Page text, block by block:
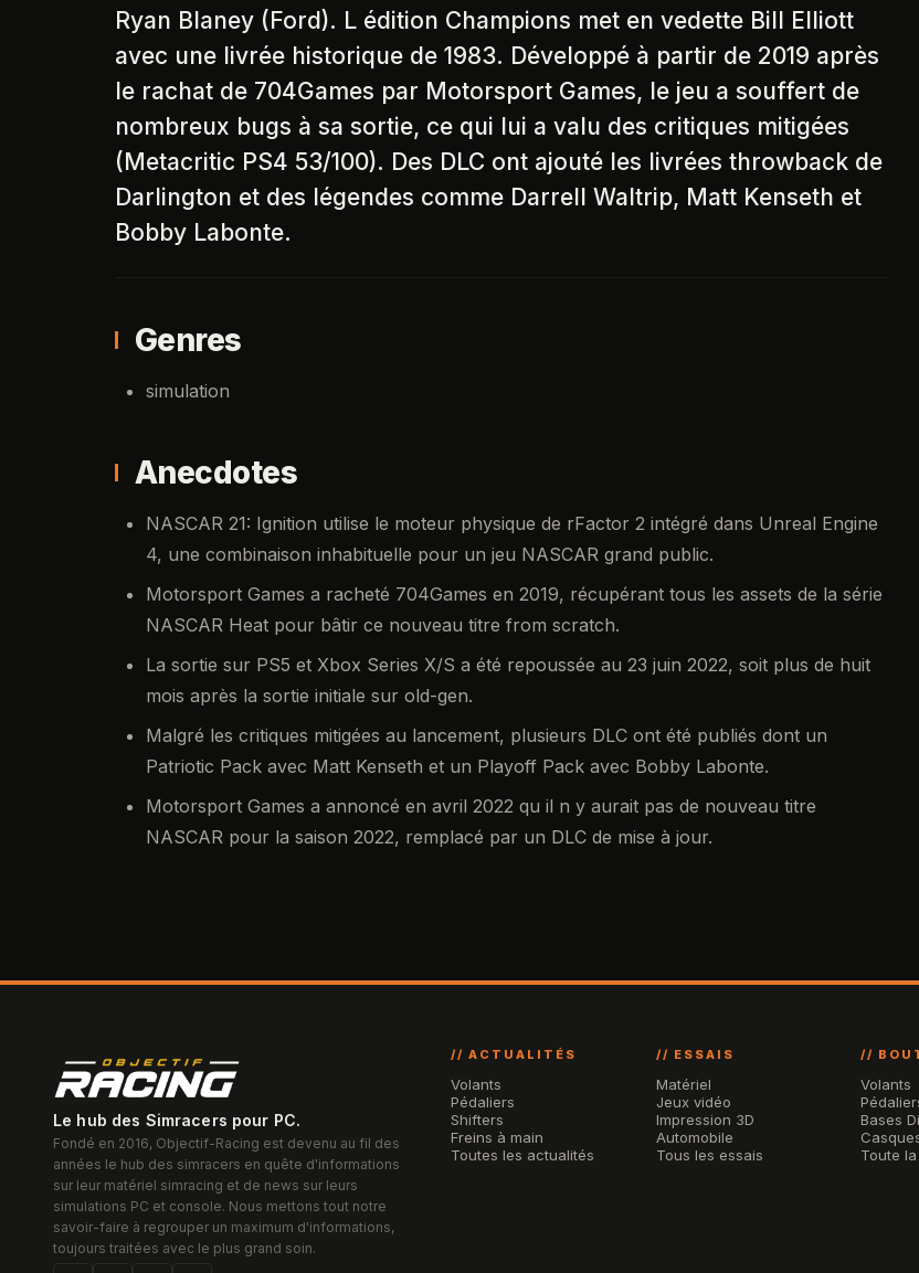
Ryan Blaney (Ford). L édition Champions met en vedette Bill Elliott
avec une livrée historique de 1983. Développé à partir de 2019 après
le rachat de 704Games par Motorsport Games, le jeu a souffert de
nombreux bugs à sa sortie, ce qui lui a valu des critiques mitigées
(Metacritic PS4 53/100). Des DLC ont ajouté les livrées throwback de
Darlington et des légendes comme Darrell Waltrip, Matt Kenseth et
Bobby Labonte.
Genres
simulation
Anecdotes
NASCAR 21: Ignition utilise le moteur physique de rFactor 2 intégré dans Unreal Engine
4, une combinaison inhabituelle pour un jeu NASCAR grand public.
Motorsport Games a racheté 704Games en 2019, récupérant tous les assets de la série
NASCAR Heat pour bâtir ce nouveau titre from scratch.
La sortie sur PS5 et Xbox Series X/S a été repoussée au 23 juin 2022, soit plus de huit
mois après la sortie initiale sur old-gen.
Malgré les critiques mitigées au lancement, plusieurs DLC ont été publiés dont un
Patriotic Pack avec Matt Kenseth et un Playoff Pack avec Bobby Labonte.
Motorsport Games a annoncé en avril 2022 qu il n y aurait pas de nouveau titre
NASCAR pour la saison 2022, remplacé par un DLC de mise à jour.
Le hub des Simracers pour PC.
Fondé en 2016, Objectif-Racing est devenu au fil des
années le hub des simracers en quête d'informations
sur leur matériel simracing et de news sur leurs
simulations PC et console. Nous mettons tout notre
savoir-faire à regrouper un maximum d'informations,
toujours traitées avec le plus grand soin.
// ACTUALITÉS
Volants
Pédaliers
Shifters
Freins à main
Toutes les actualités
// ESSAIS
Matériel
Jeux vidéo
Impression 3D
Automobile
Tous les essais
//
Volants
Bases
Toute